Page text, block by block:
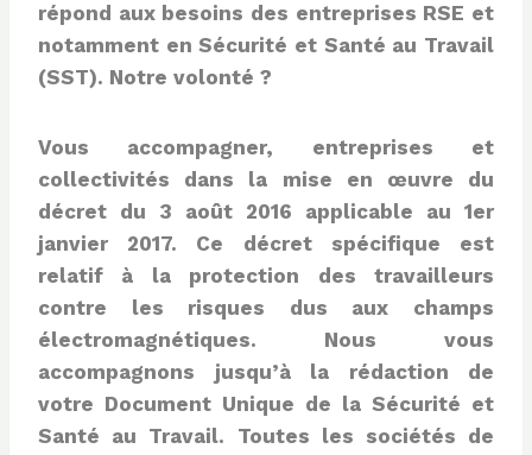
répond aux besoins des entreprises RSE et
notamment en Sécurité et Santé au Travail
(SST). Notre volonté ?
Vous accompagner, entreprises et
collectivités dans la mise en œuvre du
décret du 3 août 2016 applicable au 1er
janvier 2017. Ce décret spécifique est
relatif à la protection des travailleurs
contre les risques dus aux champs
électromagnétiques. Nous vous
accompagnons jusqu’à la rédaction de
votre Document Unique de la Sécurité et
Santé au Travail. Toutes les sociétés de